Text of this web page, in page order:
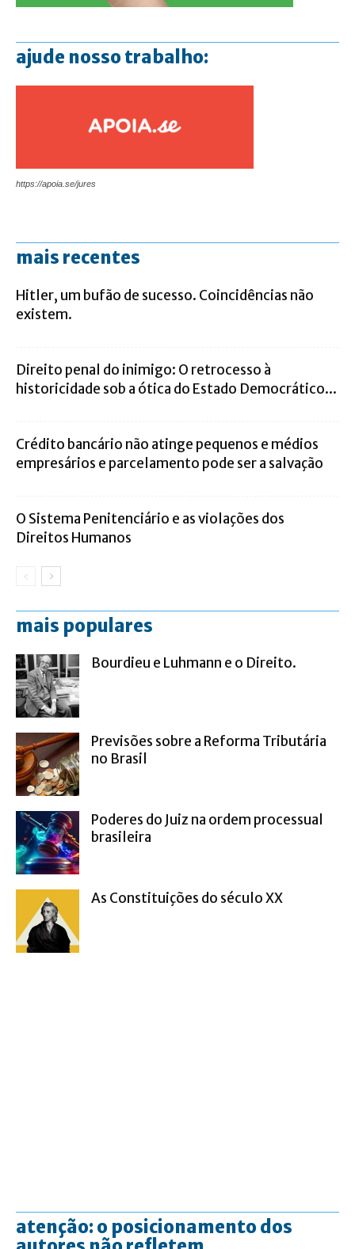
ajude nosso trabalho:
https://apoia.se/jures
mais recentes
Hitler, um bufão de sucesso. Coincidências não
existem.
Direito penal do inimigo: O retrocesso à
historicidade sob a ótica do Estado Democrático...
Crédito bancário não atinge pequenos e médios
empresários e parcelamento pode ser a salvação
O Sistema Penitenciário e as violações dos
Direitos Humanos
mais populares
Bourdieu e Luhmann e o Direito.
Previsões sobre a Reforma Tributária
no Brasil
Poderes do Juiz na ordem processual
brasileira
As Constituições do século XX
atenção: o posicionamento dos